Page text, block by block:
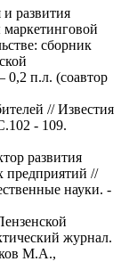
развития
сборник
п.л. (соавтор
// Известия
- 109.
развития
предприятий //
науки. -
журнал.
М.А.,